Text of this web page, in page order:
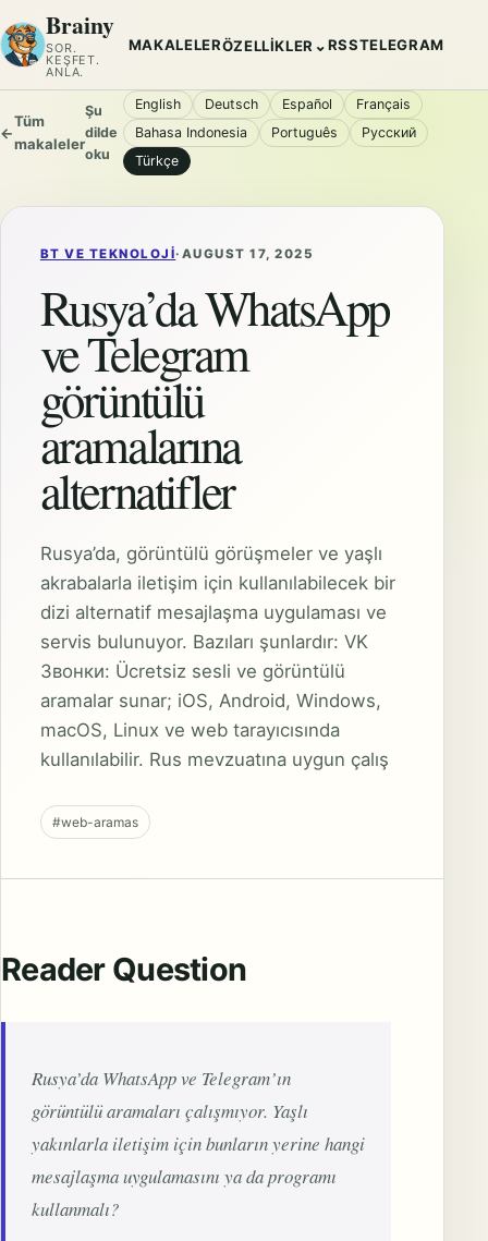
Brainy
SOR.
KEŞFET.
ANLA.
MAKALELERÖZELLIKLER ⌄RSSTELEGRAM
←
Tüm
makaleler
Şu
dilde
oku
English Deutsch Español
Français
Bahasa Indonesia
Português
Русский
Türkçe
BT VE TEKNOLOJI· AUGUST 17, 2025
Rusya’da WhatsApp
ve Telegram
görüntülü
aramalarına
alternatifler
Rusya’da, görüntülü görüşmeler ve yaşlı
akrabalarla iletişim için kullanılabilecek bir
dizi alternatif mesajlaşma uygulaması ve
servis bulunuyor. Bazıları şunlardır: VK
Звонки: Ücretsiz sesli ve görüntülü
aramalar sunar; iOS, Android, Windows,
macOS, Linux ve web tarayıcısında
kullanılabilir. Rus mevzuatına uygun çalış
#web-aramas
Reader Question
Rusya’da WhatsApp ve Telegram’ın
görüntülü aramaları çalışmıyor. Yaşlı
yakınlarla iletişim için bunların yerine hangi
mesajlaşma uygulamasını ya da programı
kullanmalı?